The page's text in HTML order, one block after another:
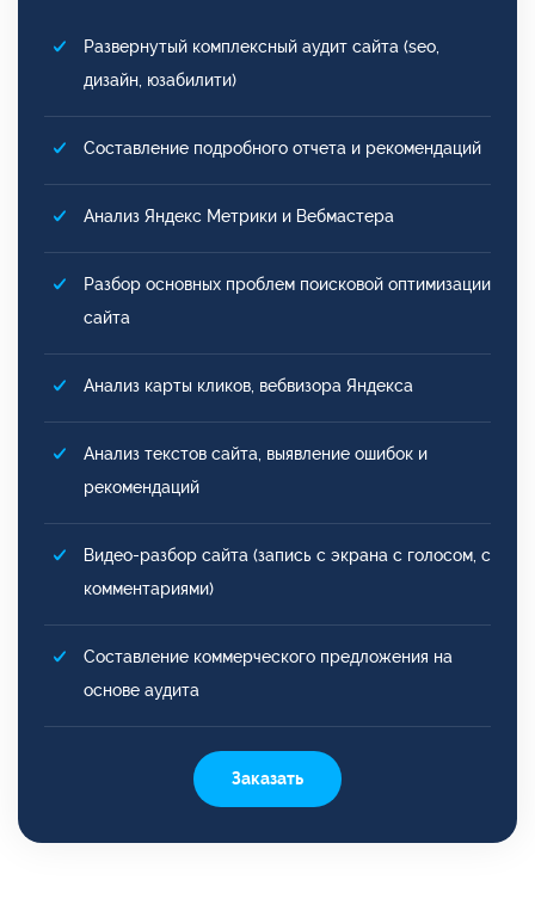
Развернутый комплексный аудит сайта (seo,
дизайн, юзабилити)
Составление подробного отчета и рекомендаций
Анализ Яндекс Метрики и Вебмастера
Разбор основных проблем поисковой оптимизации
сайта
Анализ карты кликов, вебвизора Яндекса
Анализ текстов сайта, выявление ошибок и
рекомендаций
Видео-разбор сайта (запись с экрана с голосом, с
комментариями)
Составление коммерческого предложения на
основе аудита
Заказать